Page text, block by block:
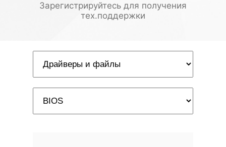
Зарегистрируйтесь для получения
тех.поддержки